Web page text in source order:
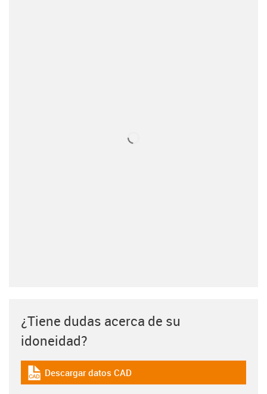
¿Tiene dudas acerca de su
idoneidad?
igus-icon-cad-dateien
Descargar datos CAD